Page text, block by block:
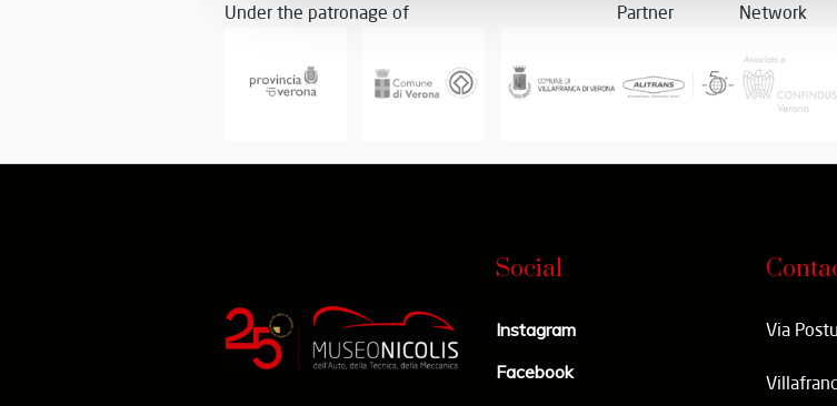
Under the patronage of Partner Network
Social
Instagram
Facebook
Via